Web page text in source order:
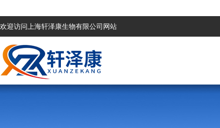
欢迎访问上海轩泽康生物有限公司网站